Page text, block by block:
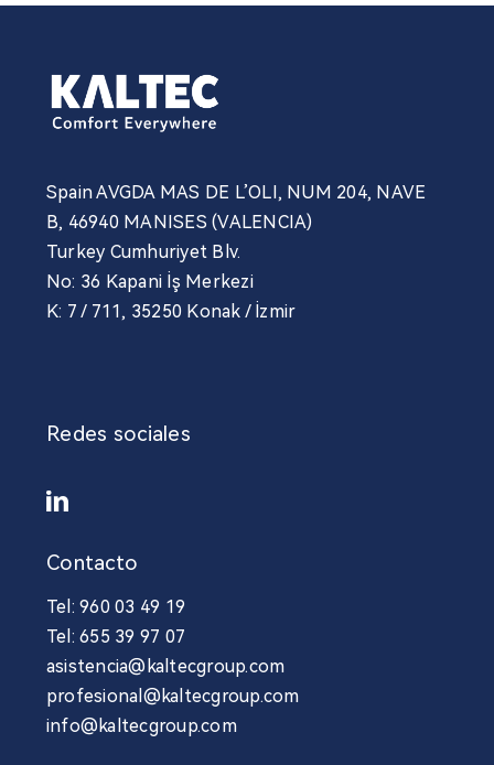
Spain AVGDA MAS DE L’OLI, NUM 204, NAVE
B, 46940 MANISES (VALENCIA)
Turkey Cumhuriyet Blv.
No: 36 Kapani İş Merkezi
K: 7 / 711, 35250 Konak / İzmir
Contacto
Tel: 960 03 49 19
Tel: 655 39 97 07
asistencia@kaltecgroup.com
profesional@kaltecgroup.com
info@kaltecgroup.com
Redes sociales